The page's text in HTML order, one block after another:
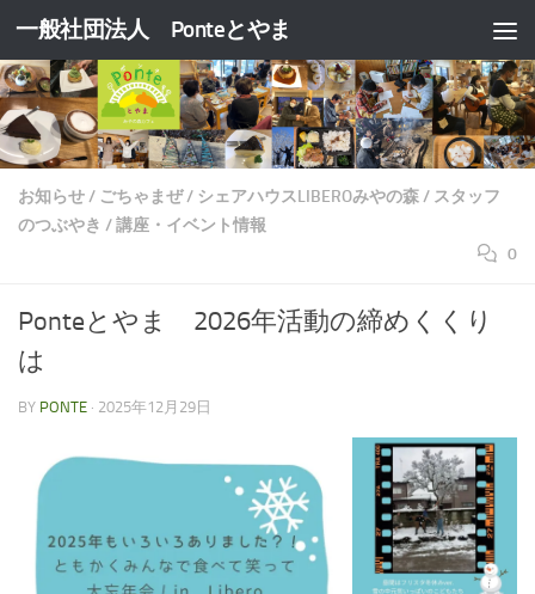
コンテンツへスキップ
一般社団法人 Ponteとやま
お知らせ/ ごちゃまぜ/ シェアハウスLIBEROみやの森/ スタッフ
のつぶやき /講座・イベント情報
0
Ponteとやま 2026年活動の締めくくり
は
BY PONTE · 2025年12月29日